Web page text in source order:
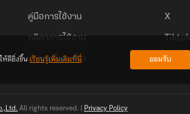
คู่มือการใช้งาน
กติกาการใช้งาน
คำถามที่พบบ่อย
X
Tiktok
All rights reserved. | Privacy Policy
ดียิ่งขึ้นเรียนรู้เพิ่มเติมที่นี่ ยอมรับ